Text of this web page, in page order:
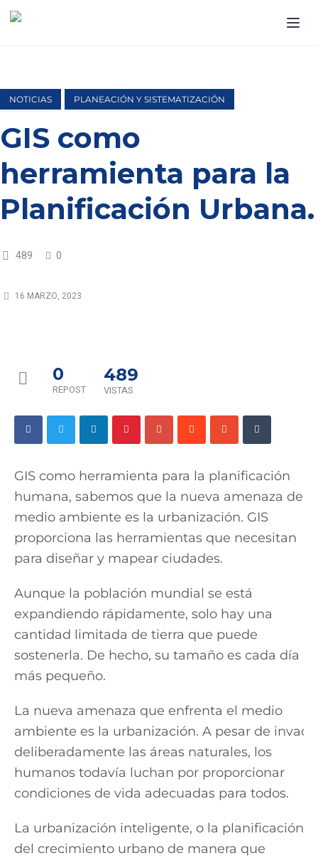
NOTICIAS PLANEACIÓN Y SISTEMATIZACIÓN
GIS como
herramienta para la
Planificación Urbana.
489 0
16 MARZO, 2023
0
REPOST
489
VISTAS
GIS como herramienta para la planificación
humana, sabemos que la nueva amenaza del
medio ambiente es la urbanización. GIS
proporciona las herramientas que necesitan
para diseñar y mapear ciudades.
Aunque la población mundial se está
expandiendo rápidamente, solo hay una
cantidad limitada de tierra que puede
sostenerla. De hecho, su tamaño es cada día
más pequeño.
La nueva amenaza que enfrenta el medio
ambiente es la urbanización. A pesar de invadir
deliberadamente las áreas naturales, los
humanos todavía luchan por proporcionar
condiciones de vida adecuadas para todos.
La urbanización inteligente, o la planificación
del crecimiento urbano de manera que